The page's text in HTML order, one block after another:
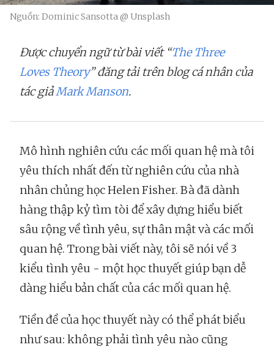
Nguồn: Dominic Sansotta @ Unsplash
Được chuyển ngữ từ bài viết “The Three
Loves Theory” đăng tải trên blog cá nhân của
tác giảMark Manson.
Mô hình nghiên cứu các mối quan hệ mà tôi
yêu thích nhất đến từ nghiên cứu của nhà
nhân chủng học Helen Fisher. Bà đã dành
hàng thập kỷ tìm tòi để xây dựng hiểu biết
sâu rộng về tình yêu, sự thân mật và các mối
quan hệ. Trong bài viết này, tôi sẽ nói về 3
kiểu tình yêu - một học thuyết giúp bạn dễ
dàng hiểu bản chất của các mối quan hệ.
Tiền đề của học thuyết này có thể phát biểu
như sau: không phải tình yêu nào cũng